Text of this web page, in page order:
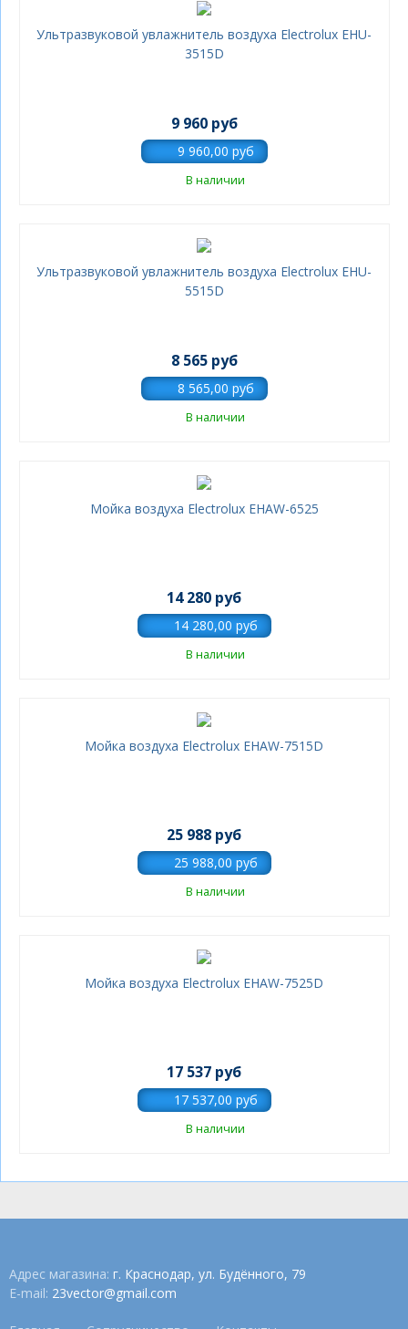
Ультразвуковой увлажнитель воздуха Electrolux EHU-
3515D
9 960 руб
В наличии
Ультразвуковой увлажнитель воздуха Electrolux EHU-
5515D
8 565 руб
В наличии
Мойка воздуха Electrolux EHAW-6525
14 280 руб
В наличии
Мойка воздуха Electrolux EHAW-7515D
25 988 руб
В наличии
Мойка воздуха Electrolux EHAW-7525D
17 537 руб
В наличии
Адрес магазина: г. Краснодар, ул. Будённого, 79
E-mail: 23vector@gmail.com